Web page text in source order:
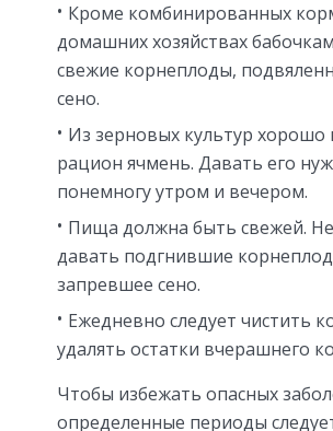
Кроме комбинированных
домашних хозяйствах
свежие корнеплоды,
сено.
Из зерновых культур хорошо
рацион ячмень. Давать его
понемногу утром и вечером.
Пища должна быть свежей.
давать подгнившие
запревшее сено.
Ежедневно следует чистить
удалять остатки вчерашнего
Чтобы избежать опасных
определенные периоды